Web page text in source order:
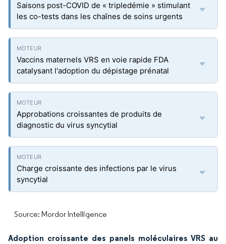
Saisons post-COVID de « tripledémie » stimulant
les co-tests dans les chaînes de soins urgents
Vaccins maternels VRS en voie rapide FDA
catalysant l'adoption du dépistage prénatal
Approbations croissantes de produits de
diagnostic du virus syncytial
Charge croissante des infections par le virus
syncytial
Source: Mordor Intelligence
Adoption croissante des panels moléculaires VRS au